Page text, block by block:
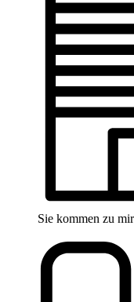
Sie kommen zu